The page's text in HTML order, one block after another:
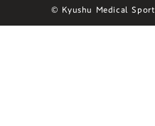
© Kyushu Medical